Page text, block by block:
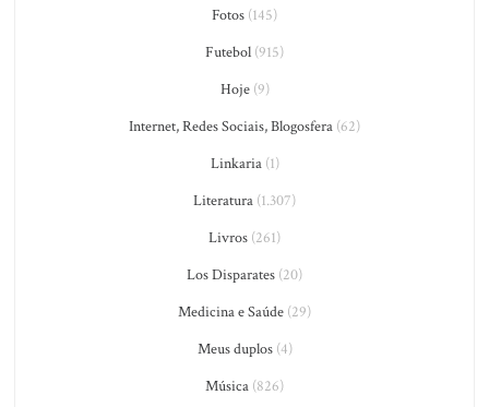
Fotos (145)
Futebol (915)
Hoje(9)
Internet, Redes Sociais, Blogosfera (62)
Linkaria(1)
Literatura (1.307)
Livros (261)
Los Disparates (20)
Medicina e Saúde (29)
Meus duplos(4)
Música (826)